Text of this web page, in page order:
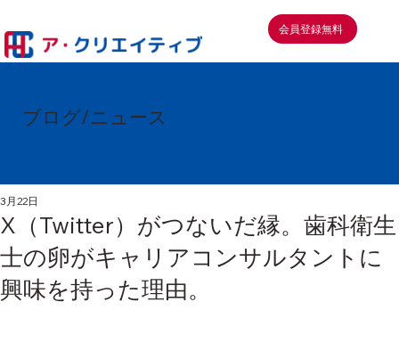
会員登録無料
ブログ/ニュース
X（Twitter）がつないだ縁。歯科衛生
士の卵がキャリアコンサルタントに
興味を持った理由。
3月22日